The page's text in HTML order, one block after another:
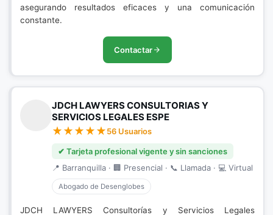
asegurando resultados eficaces y una comunicación
constante.
Contactar
JDCH LAWYERS CONSULTORIAS Y
SERVICIOS LEGALES ESPE
56 Usuarios
✔ Tarjeta profesional vigente y sin sanciones
📍 Barranquilla · 🏢 Presencial · 📞 Llamada · 💻 Virtual
Abogado de Desenglobes
JDCH LAWYERS Consultorías y Servicios Legales